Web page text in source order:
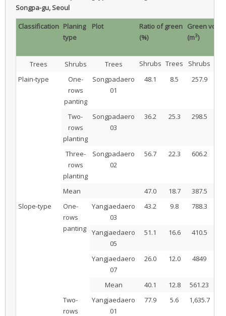
Songpa-gu, Seoul
Classification Planing
type
Plot
Ratio of green
(%)
Green
(m3)
Trees Shrubs Trees Shrubs Trees Shrubs
Plain-type
One-
rows
panting
Songpadaero
01
48.1 8.5 257.9
Two-
rows
planting
Songpadaero
03
36.2 25.3 298.5
Three-
rows
planting
Songpadaero
02
56.7 22.3 606.2
Mean 47.0 18.7 387.5
Slope-type
One-
rows
panting
Yangjaedaero
03
43.2 9.8 788.3
Yangjaedaero
05
51.1 16.6 410.5
Yangjaedaero
07
26.0 12.0 4849
Mean 40.1 12.8 561.23
Two-
rows
Yangjaedaero
01
77.9 5.6 1,635.7